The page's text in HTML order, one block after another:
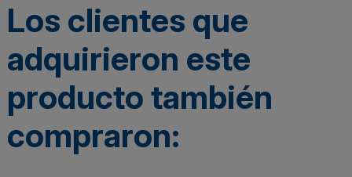
Los clientes que
adquirieron este
producto también
compraron: